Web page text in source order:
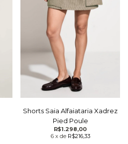
Shorts Saia Alfaiataria Xadrez
Pied Poule
R$1.298,00
6 x de R$216,33